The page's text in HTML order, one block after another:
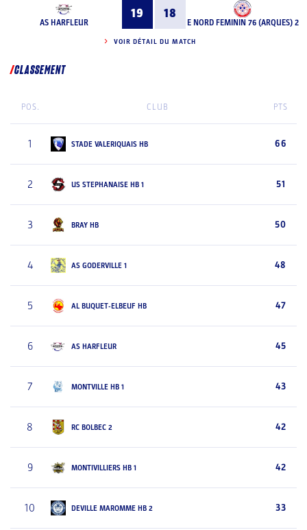
AS HARFLEUR
19 18
E NORD FEMININ 76 (ARQUES) 2
VOIR DÉTAIL DU MATCH
CLASSEMENT
POS. CLUB PTS
1 STADE VALERIQUAIS HB 66
2 US STEPHANAISE HB 1 51
3 BRAY HB 50
4 AS GODERVILLE 1 48
5 AL BUQUET-ELBEUF HB 47
6 AS HARFLEUR 45
7 MONTVILLE HB 1 43
8 RC BOLBEC 2 42
9 MONTIVILLIERS HB 1 42
10 DEVILLE MAROMME HB 2 33